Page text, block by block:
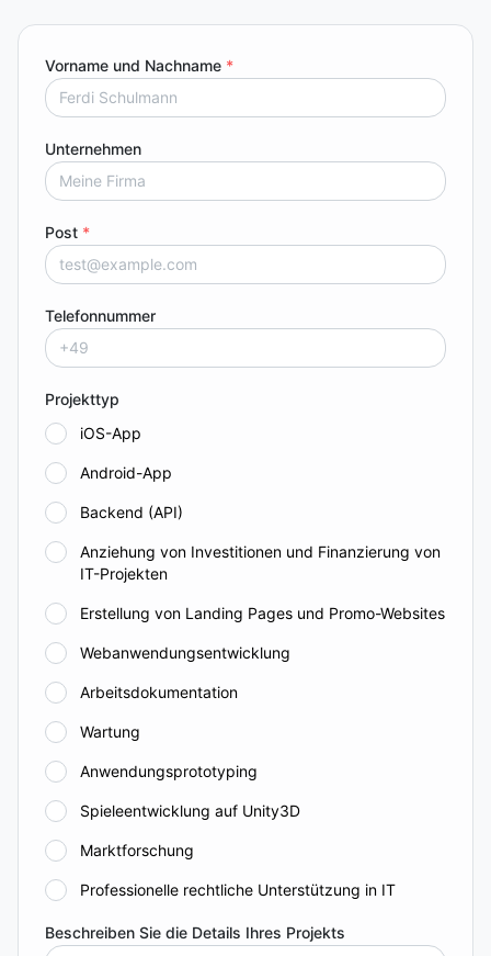
Vorname und Nachname *
Unternehmen
Post *
Telefonnummer
Projekttyp
iOS-App
Android-App
Backend (API)
Anziehung von Investitionen und Finanzierung von
IT-Projekten
Erstellung von Landing Pages und Promo-Websites
Webanwendungsentwicklung
Arbeitsdokumentation
Wartung
Anwendungsprototyping
Spieleentwicklung auf Unity3D
Marktforschung
Professionelle rechtliche Unterstützung in IT
Beschreiben Sie die Details Ihres Projekts